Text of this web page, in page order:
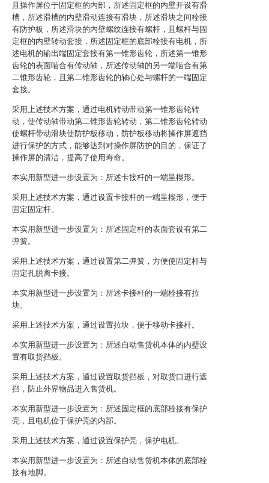
且操作屏位于固定框的内部，所述固定框的内壁开设有滑
槽，所述滑槽的内壁滑动连接有滑块，所述滑块之间栓接
有防护板，所述滑块的内壁螺纹连接有螺杆，且螺杆与固
定框的内壁转动套接，所述固定框的底部栓接有电机，所
述电机的输出端固定套接有第一锥形齿轮，所述第一锥形
齿轮的表面啮合有传动轴，所述传动轴的另一端啮合有第
二锥形齿轮，且第二锥形齿轮的轴心处与螺杆的一端固定
套接。
采用上述技术方案，通过电机转动带动第一锥形齿轮转
动，使传动轴带动第二锥形齿轮转动，第二锥形齿轮转动
使螺杆带动滑块使防护板移动，防护板移动将操作屏遮挡
进行保护的方式，能够达到对操作屏防护的目的，保证了
操作屏的清洁，提高了使用寿命。
本实用新型进一步设置为：所述卡接杆的一端呈楔形。
采用上述技术方案，通过设置卡接杆的一端呈楔形，便于
固定固定杆。
本实用新型进一步设置为：所述固定杆的表面套设有第二
弹簧。
采用上述技术方案，通过设置第二弹簧，方便使固定杆与
固定孔脱离卡接。
本实用新型进一步设置为：所述卡接杆的一端栓接有拉
块。
采用上述技术方案，通过设置拉块，便于移动卡接杆。
本实用新型进一步设置为：所述自动售货机本体的内壁设
置有取货挡板。
采用上述技术方案，通过设置取货挡板，对取货口进行遮
挡，防止外界物品进入售货机。
本实用新型进一步设置为：所述固定框的底部栓接有保护
壳，且电机位于保护壳的内部。
采用上述技术方案，通过设置保护壳，保护电机。
本实用新型进一步设置为：所述自动售货机本体的底部栓
接有地脚。